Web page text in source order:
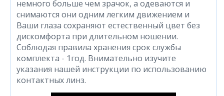
немного больше чем зрачок, а одеваются и
снимаются они одним легким движением и
Ваши глаза сохраняют естественный цвет без
дискомфорта при длительном ношении.
Соблюдая правила хранения срок службы
комплекта - 1год. Внимательно изучите
указания нашей инструкции по использованию
контактных линз.